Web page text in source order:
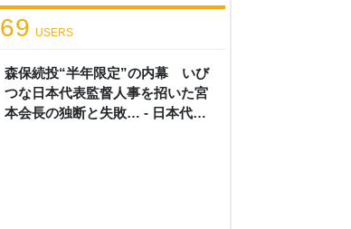
森保続投“半年限定”の内幕 いび
つな日本代表監督人事を招いた宮
本会長の独断と失敗… - 日本代表
69 USERS